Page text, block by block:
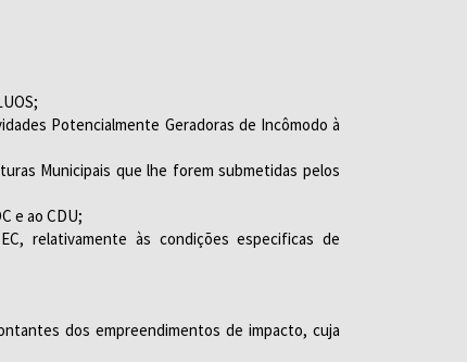
Potencialmente Geradoras de Incômodo à
Municipais que lhe forem submetidas pelos
e ao CDU;
relativamente às condições especificas de
dos empreendimentos de impacto, cuja